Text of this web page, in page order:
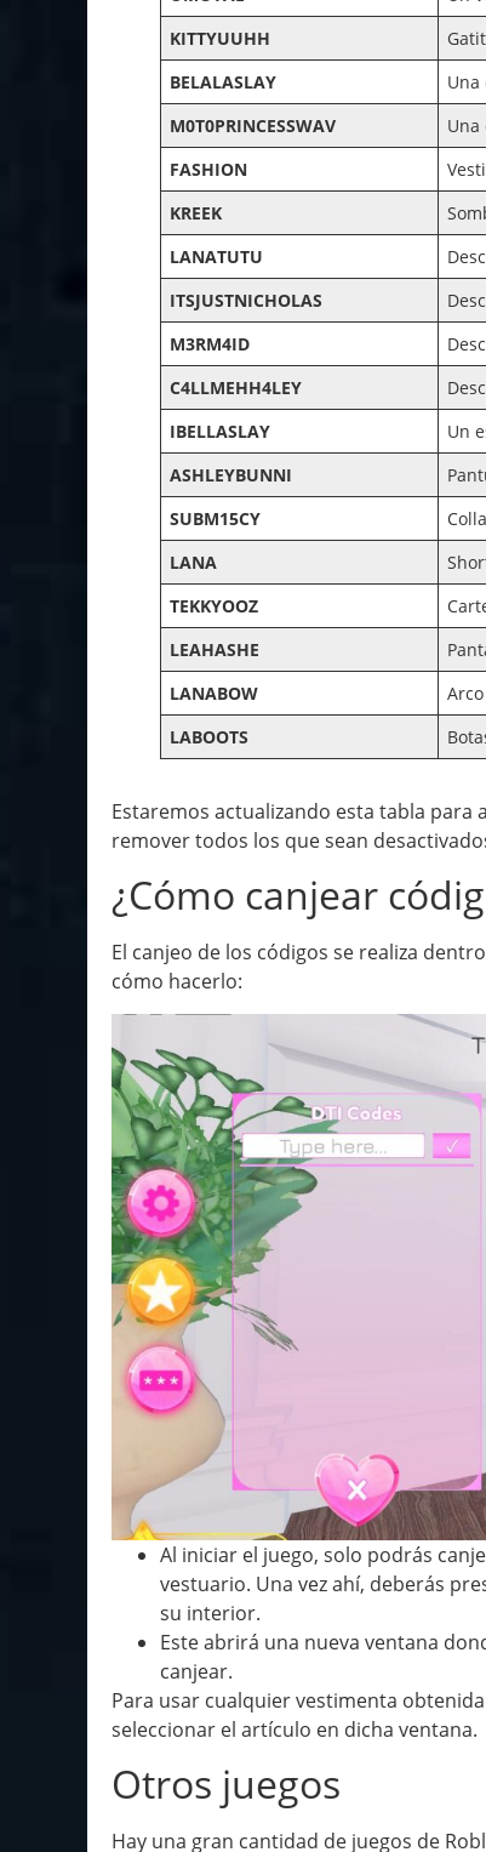
KITTYUUHH
BELALASLAY
Una
M0T0PRINCESSWAV
Una
FASHION
KREEK
LANATUTU
ITSJUSTNICHOLAS
M3RM4ID
C4LLMEHH4LEY
IBELLASLAY
Un
ASHLEYBUNNI
SUBM15CY
LANA
TEKKYOOZ
LEAHASHE
LANABOW
Arco
LABOOTS
Estaremos actualizando esta tabla para
remover todos los que sean
¿Cómo canjear
El canjeo de los códigos se realiza
cómo hacerlo:
Al iniciar el juego, solo podrás
vestuario. Una vez ahí, deberás
su interior.
Este abrirá una nueva ventana
canjear.
Para usar cualquier vestimenta
seleccionar el artículo en dicha ventana.
Otros juegos
Hay una gran cantidad de juegos de